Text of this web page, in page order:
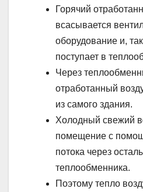
Горячий
всасывается
оборудование и,
поступает в
Через
отработанный
из самого здания.
Холодный свежий
помещение с
потока через
теплообменника.
Поэтому тепло